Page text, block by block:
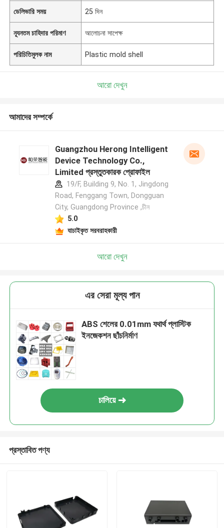
ডেলিভারি সময় 25 দিন
ন্যূনতম চাহিদার পরিমাণ আলোচনা সাপেক্ষ
পরিচিতিমুলক নাম Plastic mold shell
আরো দেখুন
আমাদের সম্পর্কে
Guangzhou Herong Intelligent
Device Technology Co.,
Limited প্রস্তুতকারক প্রোফাইল
19/F, Building 9, No. 1, Jingdong
Road, Fenggang Town, Dongguan
City, Guangdong Province ,চীন
5.0
যাচাইকৃত সরবরাহকারী
আরো দেখুন
এর সেরা মূল্য পান
ABS শেলের 0.01mm যথার্থ প্লাস্টিক
ইনজেকশন ছাঁচনির্মাণ
চালিয়ে
প্রস্তাবিত পণ্য